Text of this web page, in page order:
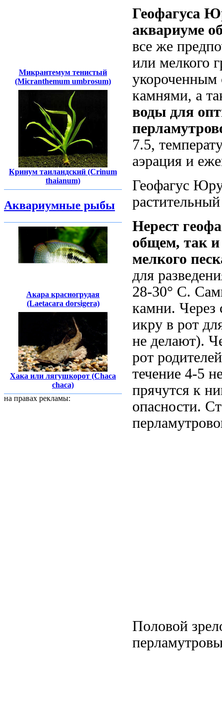
Микрантемум тенистый
(Micranthemum umbrosum)
Кринум таиландский (Crinum
thaianum)
Аквариумные рыбы
Акара красногрудая
(Laetacara dorsigera)
Хака или лягушкорот (Chaca
chaca)
на правах рекламы:
Геофагуса
аквариуме
все же
или мелкого
камнями, а
воды для
7.5,
аэрация и
Геофагус
Нерест
общем, так и
мелкого
для
28-30° C.
камни. Через
икру в рот
не делают).
рот
течение 4-5
прячутся к
опасности.
Половой